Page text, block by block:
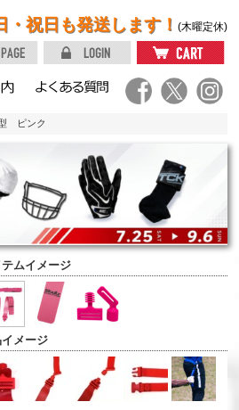
・祝日も発送します！ (木曜定休)
ピンク
テムイメージ
メージ